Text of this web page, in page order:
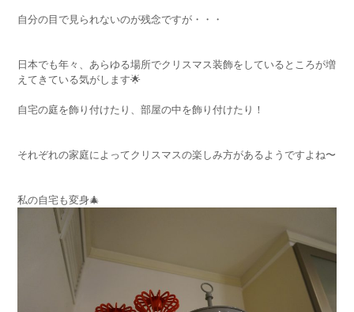
自分の目で見られないのが残念ですが・・・
日本でも年々、あらゆる場所でクリスマス装飾をしているところが増
えてきている気がします🌟
自宅の庭を飾り付けたり、部屋の中を飾り付けたり！
それぞれの家庭によってクリスマスの楽しみ方があるようですよね〜
私の自宅も変身🎄